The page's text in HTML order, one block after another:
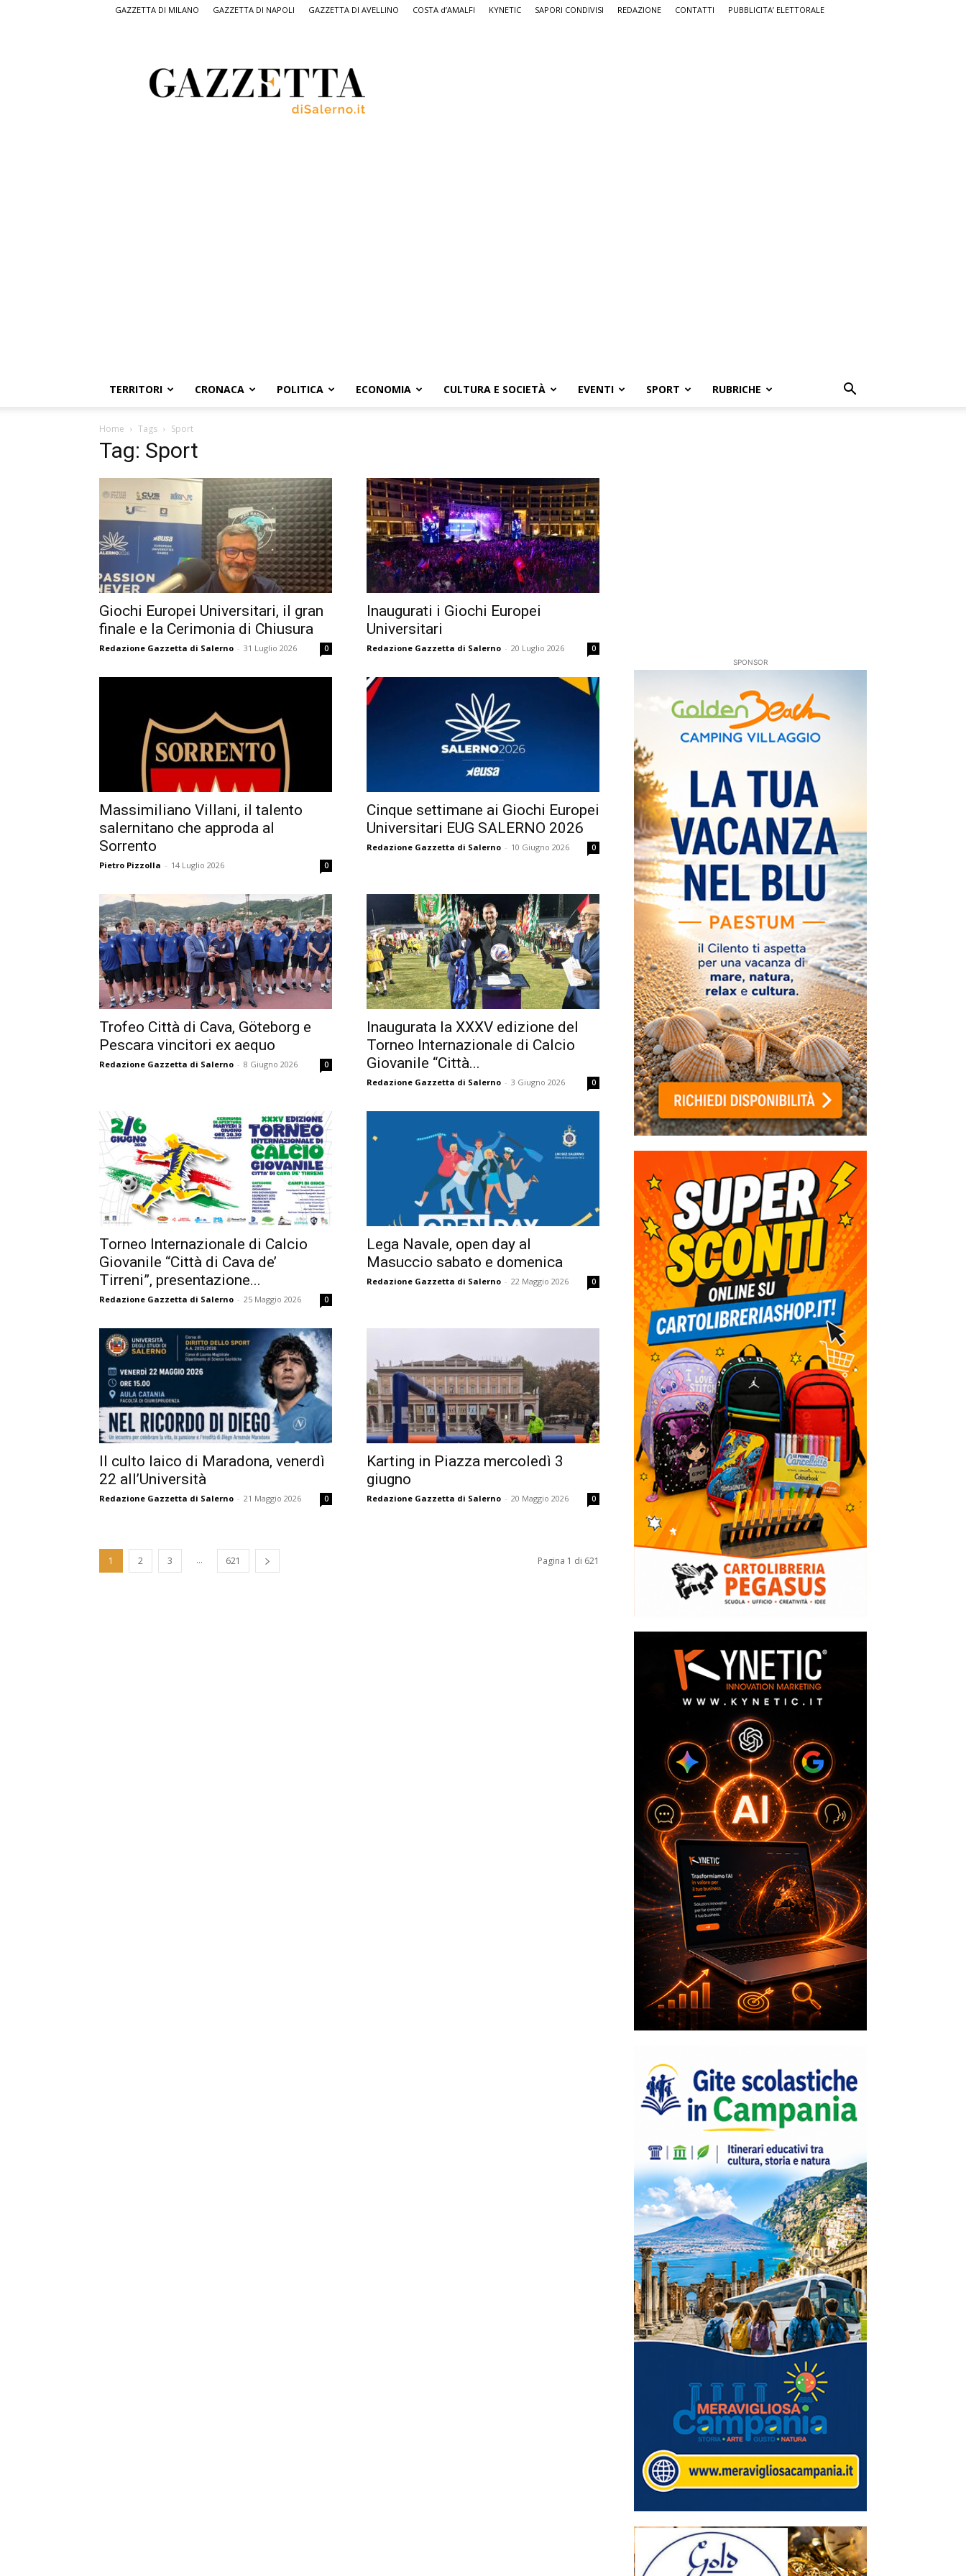
GAZZETTA DI MILANO GAZZETTA DI NAPOLI GAZZETTA DI AVELLINO COSTA d’AMALFI KYNETIC SAPORI CONDIVISI REDAZIONE CONTATTI PUBBLICITA’ ELETTORALE
Salerno,
il
quotidiano
TERRITORI CRONACA POLITICA ECONOMIA CULTURA E SOCIETÀ EVENTI SPORT RUBRICHE
Home Tags Sport
Tag: Sport
Giochi Europei Universitari, il gran
finale e la Cerimonia di Chiusura
Redazione Gazzetta di Salerno - 31 Luglio 2026 0
Inaugurati i Giochi Europei
Universitari
Redazione Gazzetta di Salerno - 20 Luglio 2026 0
Massimiliano Villani, il talento
salernitano che approda al
Sorrento
Pietro Pizzolla - 14 Luglio 2026 0
Cinque settimane ai Giochi Europei
Universitari EUG SALERNO 2026
Redazione Gazzetta di Salerno - 10 Giugno 2026 0
Trofeo Città di Cava, Göteborg e
Pescara vincitori ex aequo
Redazione Gazzetta di Salerno - 8 Giugno 2026 0
Inaugurata la XXXV edizione del
Torneo Internazionale di Calcio
Giovanile “Città...
Redazione Gazzetta di Salerno - 3 Giugno 2026 0
Torneo Internazionale di Calcio
Giovanile “Città di Cava de’
Tirreni”, presentazione...
Redazione Gazzetta di Salerno - 25 Maggio 2026 0
Lega Navale, open day al
Masuccio sabato e domenica
Redazione Gazzetta di Salerno - 22 Maggio 2026 0
Il culto laico di Maradona, venerdì
22 all’Università
Redazione Gazzetta di Salerno - 21 Maggio 2026 0
Karting in Piazza mercoledì 3
giugno
Redazione Gazzetta di Salerno - 20 Maggio 2026 0
1 2 3 ... 621 Pagina 1 di 621
SPONSOR